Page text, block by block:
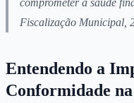
Fiscalização Municipal,
Entendendo a
Conformidade